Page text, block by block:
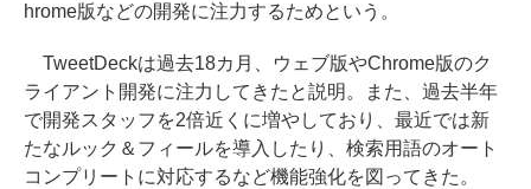
hrome版などの開発に注力するためという。
TweetDeckは過去18カ月、ウェブ版やChrome版のク
ライアント開発に注力してきたと説明。また、過去半年
で開発スタッフを2倍近くに増やしており、最近では新
たなルック＆フィールを導入したり、検索用語のオート
コンプリートに対応するなど機能強化を図ってきた。